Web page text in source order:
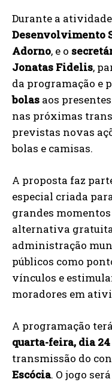
Durante a
Desenvolvimento
Adorno, e o
Jonatas Fidelis,
da programação e
bolas aos
nas próximas
previstas novas
bolas e camisas.
A proposta faz
especial criada
grandes
alternativa
administração
públicos como
vínculos e
moradores em
A programação
quarta-feira, dia
transmissão do
Escócia. O jogo